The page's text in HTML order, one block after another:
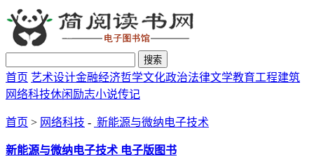
搜索
首页 艺术设计金融经济哲学文化政治法律文学教育工程建筑
网络科技休闲励志小说传记
首页 > 网络科技 - 新能源与微纳电子技术
新能源与微纳电子技术 电子版图书